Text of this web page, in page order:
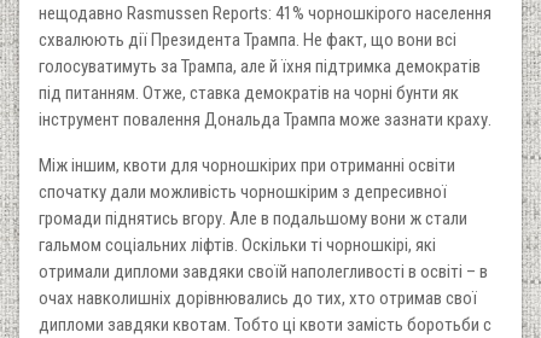
нещодавно Rasmussen Reports: 41% чорношкірого населення
схвалюють дії Президента Трампа. Не факт, що вони всі
голосуватимуть за Трампа, але й їхня підтримка демократів
під питанням. Отже, ставка демократів на чорні бунти як
інструмент повалення Дональда Трампа може зазнати краху.
Між іншим, квоти для чорношкірих при отриманні освіти
спочатку дали можливість чорношкірим з депресивної
громади піднятись вгору. Але в подальшому вони ж стали
гальмом соціальних ліфтів. Оскільки ті чорношкірі, які
отримали дипломи завдяки своїй наполегливості в освіті – в
очах навколишніх дорівнювались до тих, хто отримав свої
дипломи завдяки квотам. Тобто ці квоти замість боротьби с